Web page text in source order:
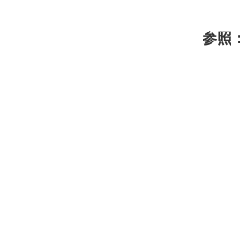
参照：